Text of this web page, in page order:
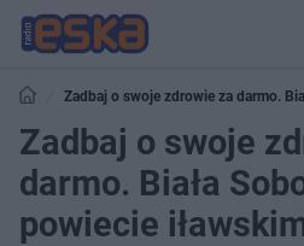
Zadbaj o swoje
darmo. Biała
powiecie